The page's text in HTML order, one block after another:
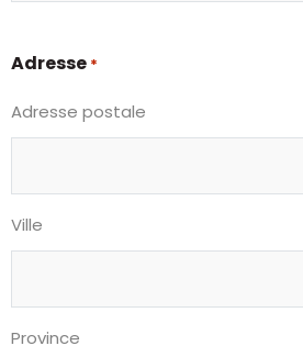
Adresse *
Adresse postale
Ville
Province